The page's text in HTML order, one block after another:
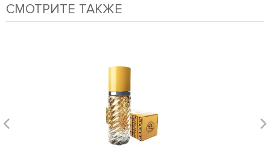
СМОТРИТЕ ТАКЖЕ